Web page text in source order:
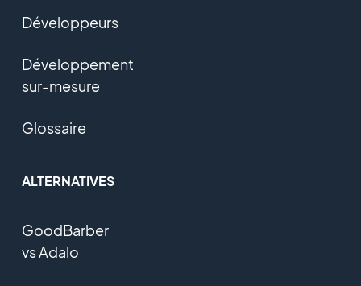
Développeurs
Développement
sur-mesure
Glossaire
ALTERNATIVES
GoodBarber
vs Adalo